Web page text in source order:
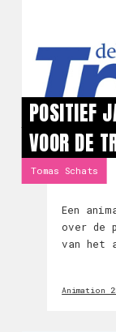
POSITIEF
VOOR DE
Tomas Schats
Een
over de
van het
Animation